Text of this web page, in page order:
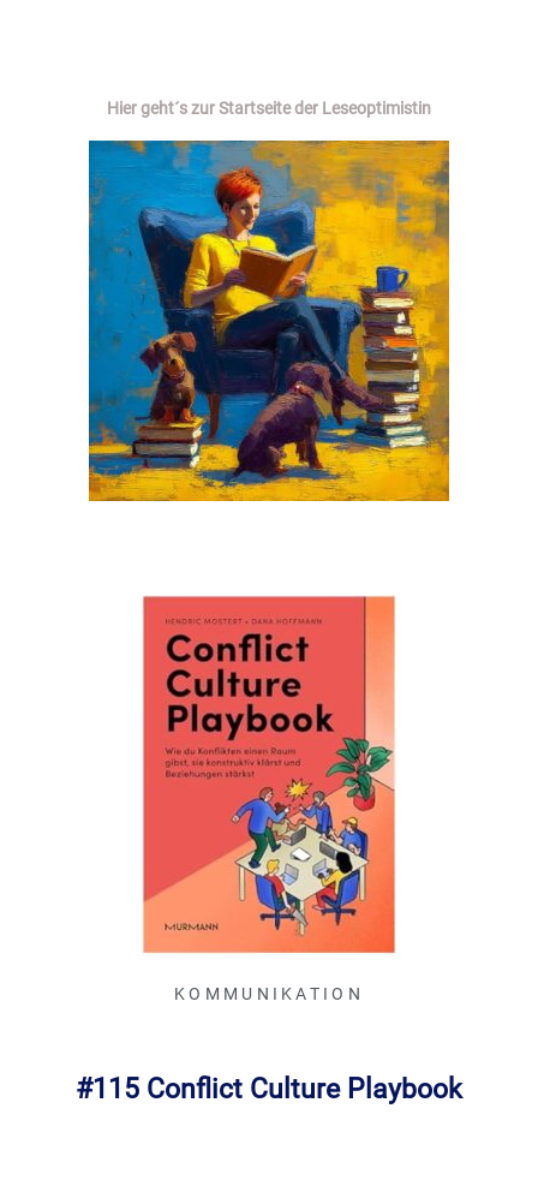
Hier geht´s zur Startseite der Leseoptimistin
KOMMUNIKATION
#115 Conflict Culture Playbook